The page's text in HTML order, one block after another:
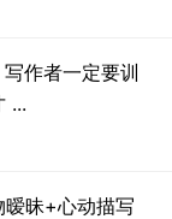
作者一定要训
...
昧+心动描写